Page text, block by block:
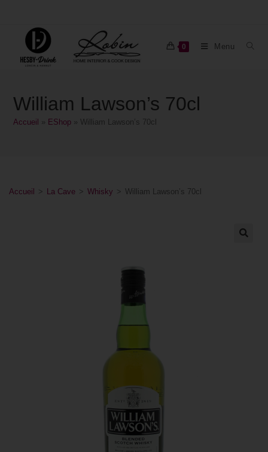
0 Menu
William Lawson’s 70cl
Accueil EShop William Lawson’s 70cl
Accueil > La Cave > Whisky > William Lawson’s 70cl